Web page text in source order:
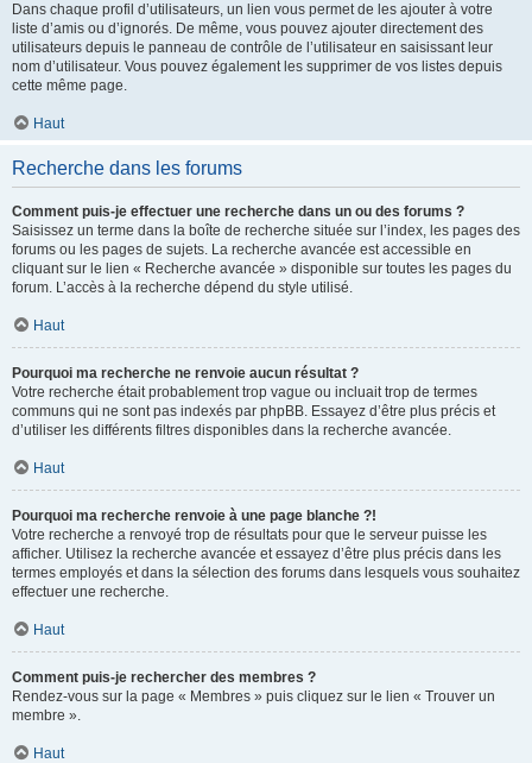
Dans chaque profil d’utilisateurs, un lien vous permet de les ajouter à votre
liste d’amis ou d’ignorés. De même, vous pouvez ajouter directement des
utilisateurs depuis le panneau de contrôle de l’utilisateur en saisissant leur
nom d’utilisateur. Vous pouvez également les supprimer de vos listes depuis
cette même page.
Haut
Recherche dans les forums
Comment puis-je effectuer une recherche dans un ou des forums ?
Saisissez un terme dans la boîte de recherche située sur l’index, les pages des
forums ou les pages de sujets. La recherche avancée est accessible en
cliquant sur le lien « Recherche avancée » disponible sur toutes les pages du
forum. L’accès à la recherche dépend du style utilisé.
Haut
Pourquoi ma recherche ne renvoie aucun résultat ?
Votre recherche était probablement trop vague ou incluait trop de termes
communs qui ne sont pas indexés par phpBB. Essayez d’être plus précis et
d’utiliser les différents filtres disponibles dans la recherche avancée.
Haut
Pourquoi ma recherche renvoie à une page blanche ?!
Votre recherche a renvoyé trop de résultats pour que le serveur puisse les
afficher. Utilisez la recherche avancée et essayez d’être plus précis dans les
termes employés et dans la sélection des forums dans lesquels vous souhaitez
effectuer une recherche.
Haut
Comment puis-je rechercher des membres ?
Rendez-vous sur la page « Membres » puis cliquez sur le lien « Trouver un
membre ».
Haut